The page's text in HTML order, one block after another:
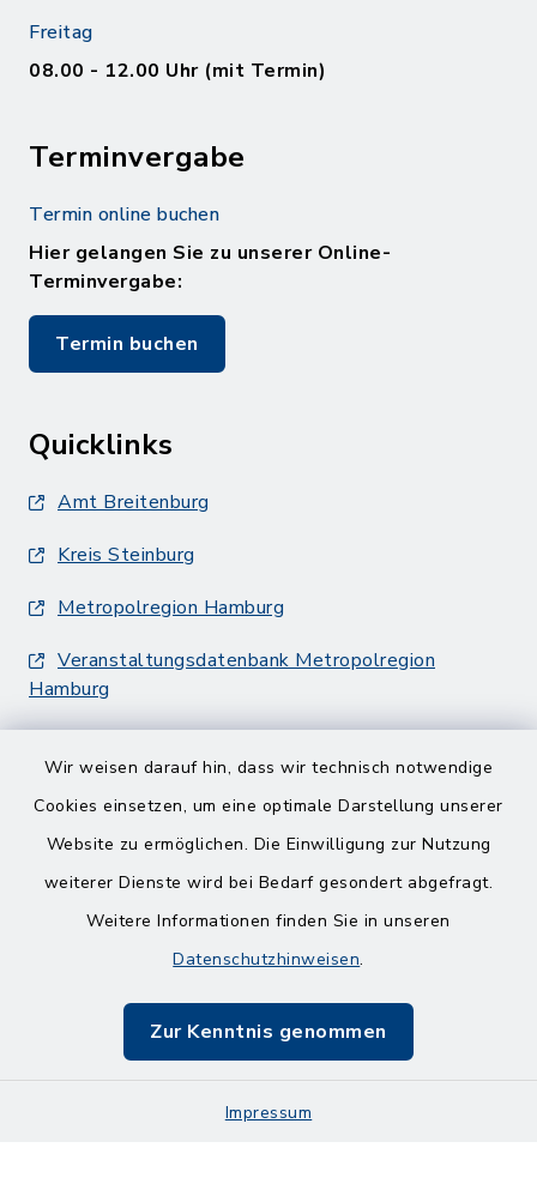
Wir weisen darauf hin, dass wir technisch notwendige
Cookies einsetzen, um eine optimale Darstellung unserer
Website zu ermöglichen. Die Einwilligung zur Nutzung
weiterer Dienste wird bei Bedarf gesondert abgefragt.
Weitere Informationen finden Sie in unseren
Datenschutzhinweisen.
Zur Kenntnis genommen
Impressum
Freitag
08.00 - 12.00 Uhr (mit Termin)
Terminvergabe
Termin online buchen
Hier gelangen Sie zu unserer Online-
Terminvergabe:
Termin buchen
Quicklinks
Amt Breitenburg
Kreis Steinburg
Metropolregion Hamburg
Veranstaltungsdatenbank Metropolregion
Hamburg
Barrierefreiheit
Impressum
Sitemap